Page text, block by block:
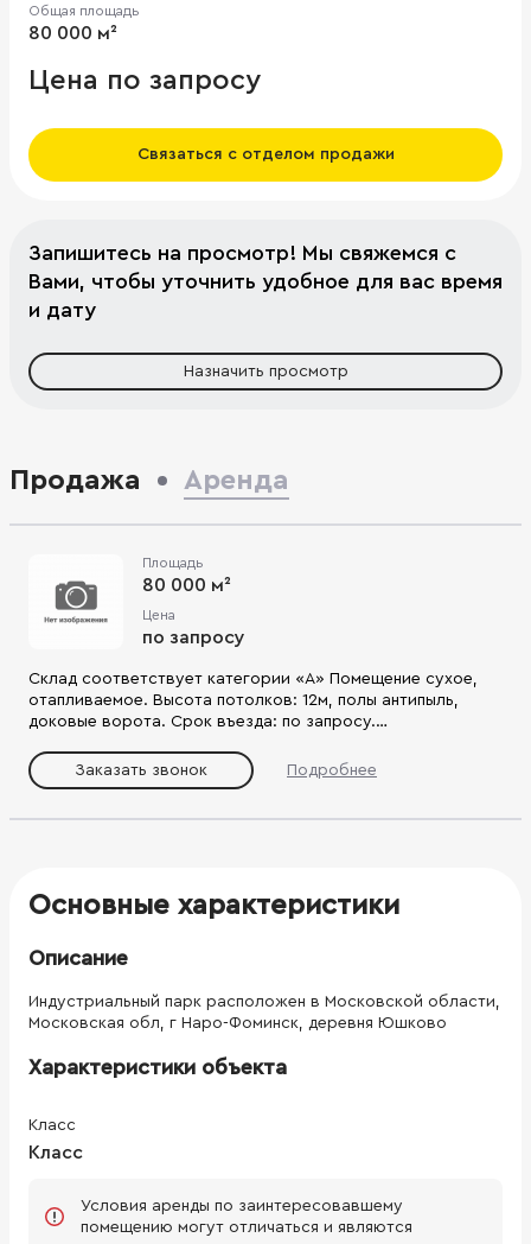
Общая площадь
80 000 м²
Цена по запросу
Связаться с отделом продажи
Запишитесь на просмотр! Мы свяжемся с
Вами, чтобы уточнить удобное для вас время
и дату
Назначить просмотр
Продажа Аренда
Площадь
80 000 м²
Цена
по запросу
Склад соответствует категории «А» Помещение сухое,
отапливаемое. Высота потолков: 12м, полы антипыль,
доковые ворота. Срок въезда: по запросу.
охраняемая территория. Коммерческие условия:
Заказать звонок Подробнее
Основные характеристики
Описание
Индустриальный парк расположен в Московской области,
Московская обл, г Наро-Фоминск, деревня Юшково
Характеристики объекта
Класс
Класс
Условия аренды по заинтересовавшему
помещению могут отличаться и являются